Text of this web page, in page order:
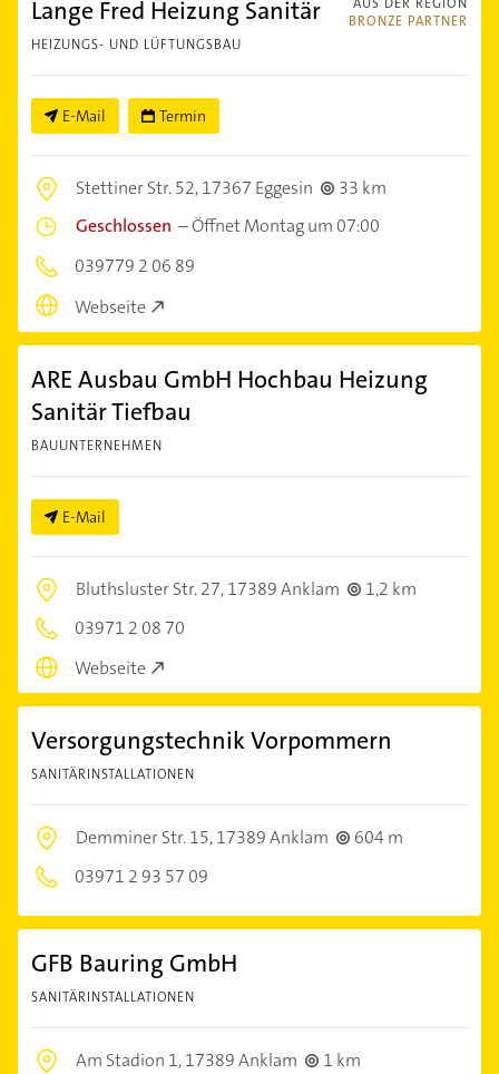
BRONZE PARTNER
Lange Fred Heizung Sanitär
HEIZUNGS- UND LÜFTUNGSBAU
E-Mail Termin
Stettiner Str. 52,17367 Eggesin
33 km
Geschlossen –Öffnet Montag um 07:00
039779 2 06 89
Webseite
ARE Ausbau GmbH Hochbau Heizung
Sanitär Tiefbau
BAUUNTERNEHMEN
E-Mail
Bluthsluster Str. 27,17389 Anklam
1,2 km
03971 2 08 70
Webseite
Versorgungstechnik Vorpommern
SANITÄRINSTALLATIONEN
Demminer Str. 15,17389 Anklam
604 m
03971 2 93 57 09
GFB Bauring GmbH
SANITÄRINSTALLATIONEN
Am Stadion 1,17389 Anklam
1 km